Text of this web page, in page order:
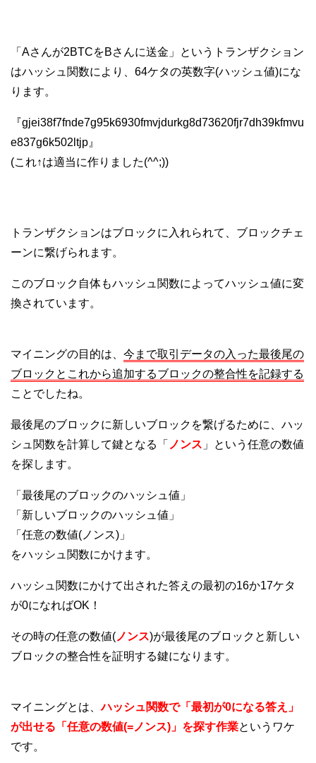
「Aさんが2BTCをBさんに送金」というトランザクション
はハッシュ関数により、64ケタの英数字(ハッシュ値)にな
ります。
『gjei38f7fnde7g95k6930fmvjdurkg8d73620fjr7dh39kfmvu
e837g6k502ltjp』
(これ↑は適当に作りました(^^;))
トランザクションはブロックに入れられて、ブロックチェ
ーンに繋げられます。
このブロック自体もハッシュ関数によってハッシュ値に変
換されています。
マイニングの目的は、 今まで取引データの入った最後尾の
ブロックとこれから追加するブロックの整合性を記録する
ことでしたね。
最後尾のブロックに新しいブロックを繋げるために、ハッ
シュ関数を計算して鍵となる「 ノンス 」という任意の数値
を探します。
「最後尾のブロックのハッシュ値」
「新しいブロックのハッシュ値」
「任意の数値(ノンス)」
をハッシュ関数にかけます。
ハッシュ関数にかけて出された答えの最初の16か17ケタ
が0になればOK！
その時の任意の数値( ノンス)が最後尾のブロックと新しい
ブロックの整合性を証明する鍵になります。
マイニングとは、ハッシュ関数で「最初が0になる答え」
が出せる「任意の数値(=ノンス)」を探す作業というワケ
です。